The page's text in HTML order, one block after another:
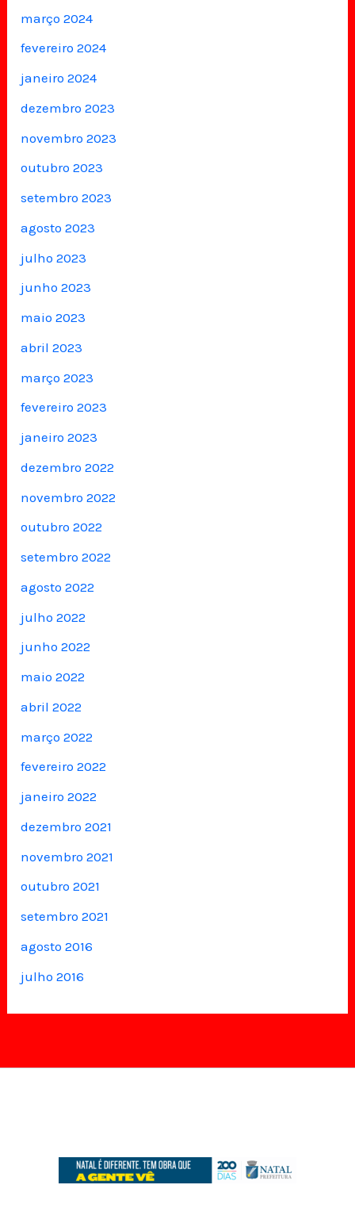
março 2024
fevereiro 2024
janeiro 2024
dezembro 2023
novembro 2023
outubro 2023
setembro 2023
agosto 2023
julho 2023
junho 2023
maio 2023
abril 2023
março 2023
fevereiro 2023
janeiro 2023
dezembro 2022
novembro 2022
outubro 2022
setembro 2022
agosto 2022
julho 2022
junho 2022
maio 2022
abril 2022
março 2022
fevereiro 2022
janeiro 2022
dezembro 2021
novembro 2021
outubro 2021
setembro 2021
agosto 2016
julho 2016